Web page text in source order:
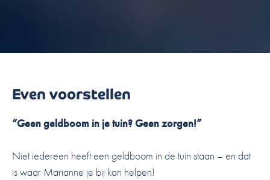
Even voorstellen
“Geen geldboom in je tuin? Geen zorgen!”
Niet iedereen heeft een geldboom in de tuin staan – en dat
is waar Marianne je bij kan helpen!